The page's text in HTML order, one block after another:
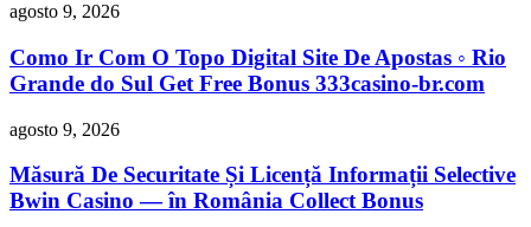
agosto 9, 2026
Como Ir Com O Topo Digital Site De Apostas ◦ Rio
Grande do Sul Get Free Bonus 333casino-br.com
agosto 9, 2026
Măsură De Securitate Și Licență Informații Selective
Bwin Casino — în România Collect Bonus